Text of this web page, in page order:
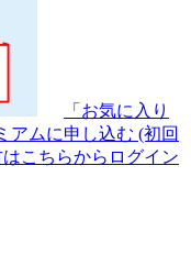
「お気に入り
アムに申し込む (初回
こちらからログイン